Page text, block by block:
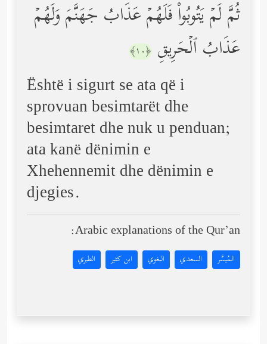
ثُمَّ لَمۡ یَتُوبُواْ فَلَهُمۡ عَذَابُ جَهَنَّمَ وَلَهُمۡ
عَذَابُ ٱلۡحَرِیقِ ﴿١٠﴾
Është i sigurt se ata që i
sprovuan besimtarët dhe
besimtaret dhe nuk u penduan;
ata kanë dënimin e
Xhehennemit dhe dënimin e
djegies.
Arabic explanations of the Qur’an:
المُيسَّر السعدي البغوي ابن كثير الطبري